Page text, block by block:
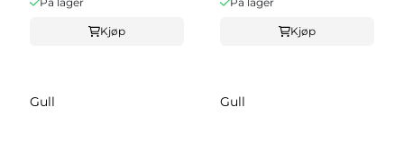
Kjøp Kjøp
Gull Gull